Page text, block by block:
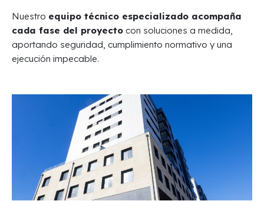
Nuestro equipo técnico especializado acompaña
cada fase del proyecto con soluciones a medida,
aportando seguridad, cumplimiento normativo y una
ejecución impecable.